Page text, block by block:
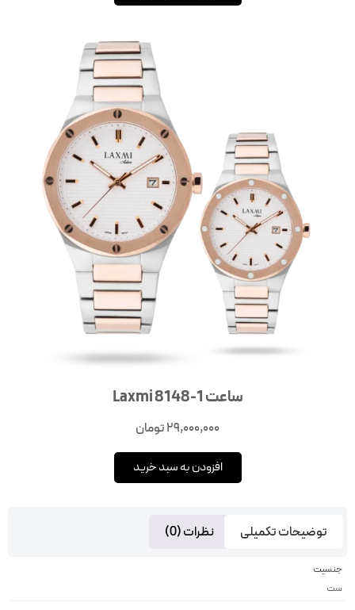
ساعت Laxmi 8148-1
29,000,000تومان
افزودن به سبد خرید
توضیحات تکمیلی نظرات (0)
جنسیت
ست